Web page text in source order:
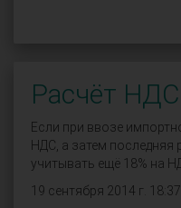
Расчёт
Если при ввозе
НДС, а затем последняя
учитывать ещё 18% на
19 сентября 2014 г. 18:37